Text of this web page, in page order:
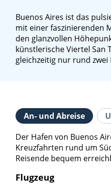
Buenos Aires ist das
mit einer faszinierenden
den glanzvollen
künstlerische Viertel San
gleichzeitig nur rund
An- und Abreise
Der Hafen von Buenos
Kreuzfahrten rund um
Reisende bequem
Flugzeug